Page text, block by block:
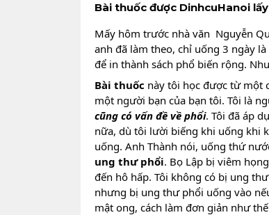
Bài thuốc được DinhcuHanoi
Mấy hôm trước nhà văn Nguyễn
anh đã làm theo, chỉ uống 3 ngày
để in thành sách phổ biến rộng.
Bài thuốc này tôi học được từ một
một người bạn của bạn tôi. Tôi là
cũng có vấn đề về phổi. Tôi đã áp
nữa, dù tôi lười biếng khi uống khi
ung thư phổi. Bọ Lập bị viêm
đến hô hấp. Tôi không có bị ung
nhưng bị ung thư phổi uống vào
mật ong, cách làm đơn giản như